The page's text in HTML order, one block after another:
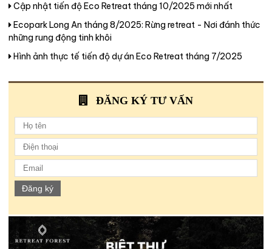
Cập nhật tiến độ Eco Retreat tháng 10/2025 mới nhất
Ecopark Long An tháng 8/2025: Rừng retreat - Nơi đánh thức
những rung động tinh khôi
Hình ảnh thực tế tiến độ dự án Eco Retreat tháng 7/2025
ĐĂNG KÝ TƯ VẤN
Đăng ký